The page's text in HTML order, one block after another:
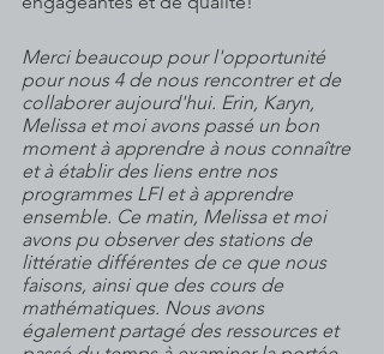
Merci beaucoup pour l'opportunité
pour nous 4 de nous rencontrer et de
collaborer aujourd'hui. Erin, Karyn,
Melissa et moi avons passé un bon
moment à apprendre à nous connaître
et à établir des liens entre nos
programmes LFI et à apprendre
ensemble. Ce matin, Melissa et moi
avons pu observer des stations de
littératie différentes de ce que nous
faisons, ainsi que des cours de
mathématiques. Nous avons
également partagé des ressources et